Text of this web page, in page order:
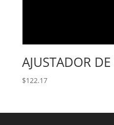
AJUSTADOR
$122.17